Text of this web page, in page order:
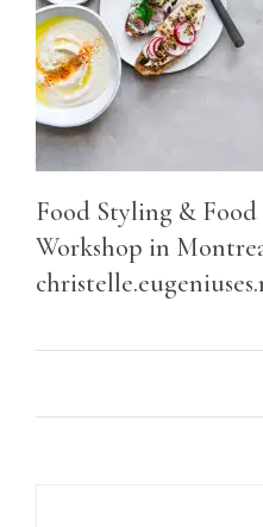
Food Styling &
Workshop in